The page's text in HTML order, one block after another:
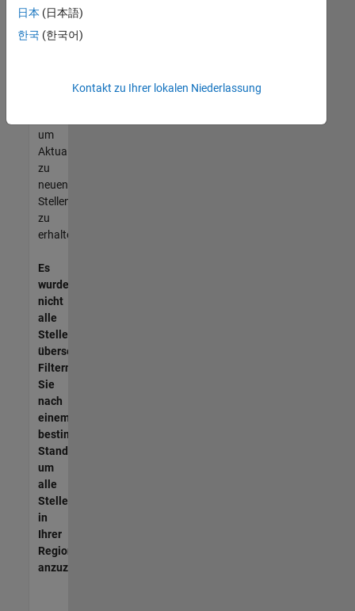
entsprechen,
werden
unseres
um
Aktualisierungen
zu
neuen
Stellenangeboten
zu
erhalten.
Es
wurden
nicht
alle
Stellen
übersetzt.
Filtern
Sie
nach
einem
bestimmten
Standort,
um
alle
Stellenangebote
in
Ihrer
Region
anzuzeigen.
日本 (日本語)
한국 (한국어)
Kontakt zu Ihrer lokalen Niederlassung